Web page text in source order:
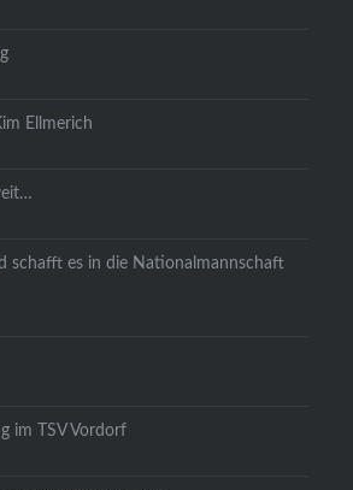
Ellmerich
schafft es in die Nationalmannschaft
im TSV Vordorf